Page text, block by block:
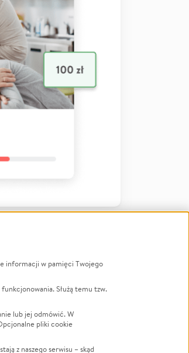
LGBTQ+
Powódź
Wichura
informacji w pamięci Twojego
Służą temu tzw.
lub jej odmówić. W
pliki cookie
z naszego serwisu – skąd